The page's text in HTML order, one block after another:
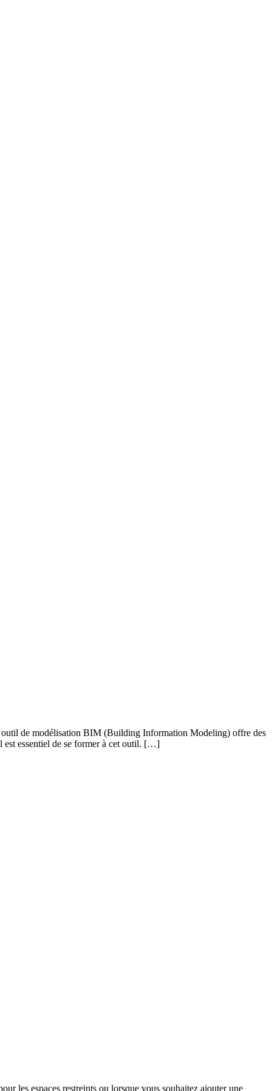
outil de modélisation BIM (Building Information Modeling) offre des
est essentiel de se former à cet outil. […]
les espaces restreints ou lorsque vous souhaitez ajouter une